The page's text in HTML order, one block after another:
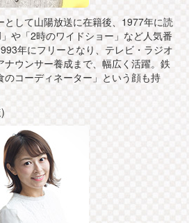
して山陽放送に在籍後、1977年に読
や「2時のワイドショー」など人気番
年にフリーとなり、テレビ・ラジオ
ウンサー養成まで、幅広く活躍。鉄
コーディネーター」という顔も持